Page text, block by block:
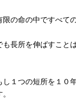
限の命の中ですべて
も長所を伸ばすこと
し１つの短所を１０